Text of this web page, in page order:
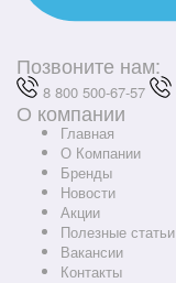
Позвоните нам:
8 800 500-67-57
О компании
Главная
О Компании
Бренды
Новости
Акции
Полезные статьи
Вакансии
Контакты